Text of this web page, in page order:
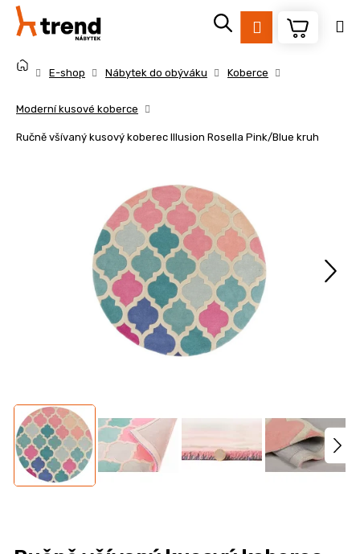
Přejít
obsah
Přihlášení
E-shop Nábytek do obýváku Koberce
Moderní kusové koberce
Ručně všívaný kusový koberec Illusion Rosella Pink/Blue kruh